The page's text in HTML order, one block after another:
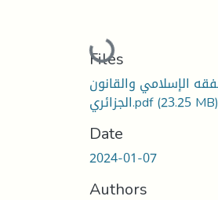
Loading...
Files
الإسلامي والقانون
الجزائري.pdf(23.25 MB)
Date
2024-01-07
Authors